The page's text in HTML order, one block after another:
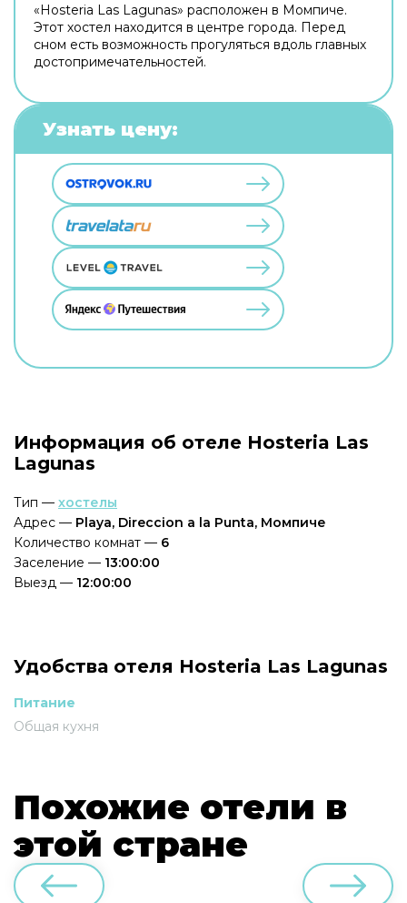
«Hosteria Las Lagunas» расположен в Момпиче.
Этот хостел находится в центре города. Перед
сном есть возможность прогуляться вдоль главных
достопримечательностей.
Узнать цену:
Информация об отеле Hosteria Las
Lagunas
Тип — хостелы
Адрес — Playa, Direccion a la Punta, Момпиче
Количество комнат — 6
Заселение — 13:00:00
Выезд — 12:00:00
Удобства отеля Hosteria Las Lagunas
Питание
Общая кухня
Похожие отели в
этой стране